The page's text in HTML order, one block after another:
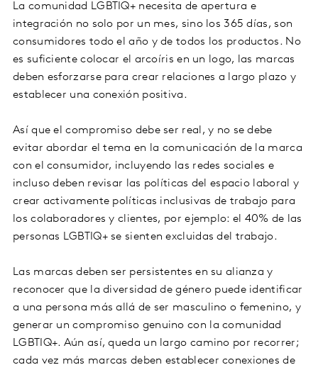
La comunidad LGBTIQ+ necesita de apertura e
integración no solo por un mes, sino los 365 días, son
consumidores todo el año y de todos los productos. No
es suficiente colocar el arcoíris en un logo, las marcas
deben esforzarse para crear relaciones a largo plazo y
establecer una conexión positiva.
Así que el compromiso debe ser real, y no se debe
evitar abordar el tema en la comunicación de la marca
con el consumidor, incluyendo las redes sociales e
incluso deben revisar las políticas del espacio laboral y
crear activamente políticas inclusivas de trabajo para
los colaboradores y clientes, por ejemplo: el 40% de las
personas LGBTIQ+ se sienten excluidas del trabajo.
Las marcas deben ser persistentes en su alianza y
reconocer que la diversidad de género puede identificar
a una persona más allá de ser masculino o femenino, y
generar un compromiso genuino con la comunidad
LGBTIQ+. Aún así, queda un largo camino por recorrer;
cada vez más marcas deben establecer conexiones de